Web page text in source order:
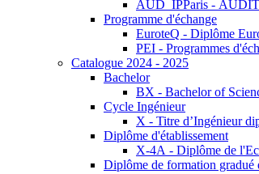
AUD_IPParis -
Programme d'échange
EuroteQ - Diplôme
PEI - Programmes
Catalogue 2024 - 2025
Bachelor
BX - Bachelor of
Cycle Ingénieur
X - Titre d’Ingénieur
Diplôme d'établissement
X-4A - Diplôme de
Diplôme de formation